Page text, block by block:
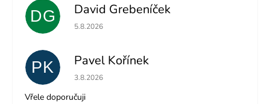
DG David Grebeníček
Hodnocení obchodu je 5 z 5 hvězdiček.
5.8.2026
PK Pavel Kořínek
Hodnocení obchodu je 5 z 5 hvězdiček.
3.8.2026
Vřele doporučuji